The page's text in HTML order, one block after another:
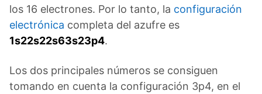
los 16 electrones. Por lo tanto, la configuración
electrónica completa del azufre es
1s22s22s63s23p4.
Los dos principales números se consiguen
tomando en cuenta la configuración 3p4, en el